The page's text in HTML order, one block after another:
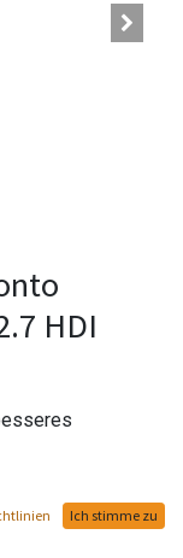
HDI
Ich stimme zu